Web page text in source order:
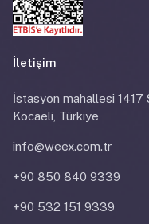
İletişim
İstasyon mahallesi 1417
Kocaeli, Türkiye
info@weex.com.tr
+90 850 840 9339
+90 532 151 9339